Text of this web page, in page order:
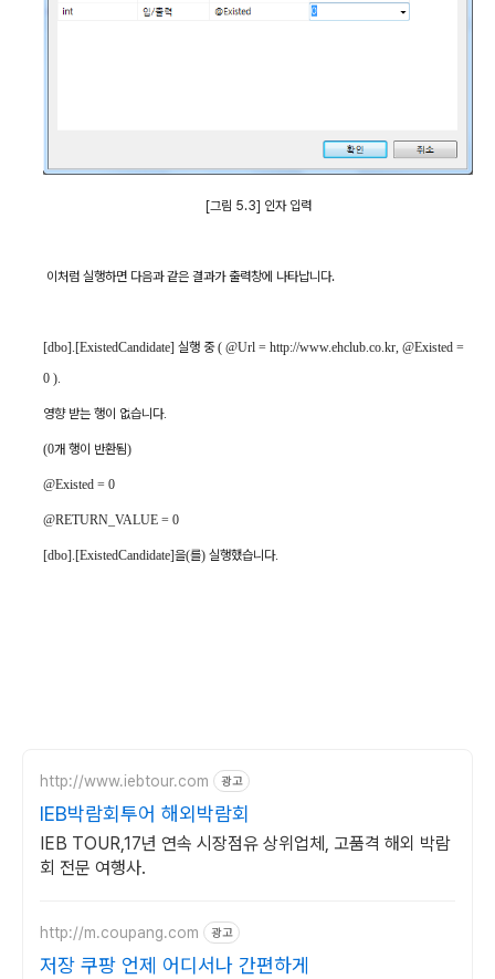
[그림 5.3] 인자 입력
이처럼 실행하면 다음과 같은 결과가 출력창에 나타납니다.
[dbo].[ExistedCandidate]실행 중( @Url = http://www.ehclub.co.kr, @Existed =
0 ).
영향 받는 행이 없습니다.
(0개 행이 반환됨)
@Existed = 0
@RETURN_VALUE = 0
[dbo].[ExistedCandidate]을(를)실행했습니다.
http://www.iebtour.com 광고
IEB박람회투어 해외박람회
IEB TOUR,17년 연속 시장점유 상위업체, 고품격 해외 박람
회 전문 여행사.
http://m.coupang.com 광고
저장 쿠팡 언제 어디서나 간편하게